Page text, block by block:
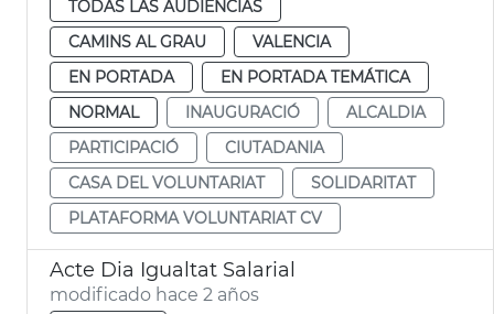
TODAS LAS AUDIENCIAS
CAMINS AL GRAU
VALENCIA
EN PORTADA
EN PORTADA TEMÁTICA
NORMAL
INAUGURACIÓ
ALCALDIA
PARTICIPACIÓ
CIUTADANIA
CASA DEL VOLUNTARIAT
SOLIDARITAT
PLATAFORMA VOLUNTARIAT CV
Acte Dia Igualtat Salarial
modificado hace 2 años